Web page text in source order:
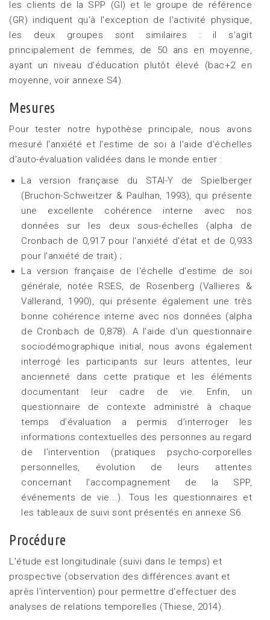
les clients de la SPP (GI) et le groupe de référence
(GR) indiquent qu'à l'exception de l'activité physique,
les deux groupes sont similaires : il s’agit
principalement de femmes, de 50 ans en moyenne,
ayant un niveau d'éducation plutôt élevé (bac+2 en
moyenne, voir annexe S4).
Mesures
Pour tester notre hypothèse principale, nous avons
mesuré l'anxiété et l'estime de soi à l'aide d'échelles
d'auto-évaluation validées dans le monde entier :
La version française du STAI-Y de Spielberger
(Bruchon-Schweitzer & Paulhan, 1993), qui présente
une excellente cohérence interne avec nos
données sur les deux sous-échelles (alpha de
Cronbach de 0,917 pour l'anxiété d'état et de 0,933
pour l'anxiété de trait) ;
La version française de l'échelle d'estime de soi
générale, notée RSES, de Rosenberg (Vallieres &
Vallerand, 1990), qui présente également une très
bonne cohérence interne avec nos données (alpha
de Cronbach de 0,878). A l'aide d'un questionnaire
sociodémographique initial, nous avons également
interrogé les participants sur leurs attentes, leur
ancienneté dans cette pratique et les éléments
documentant leur cadre de vie. Enfin, un
questionnaire de contexte administré à chaque
temps d'évaluation a permis d’interroger les
informations contextuelles des personnes au regard
de l’intervention (pratiques psycho-corporelles
personnelles, évolution de leurs attentes
concernant l'accompagnement de la SPP,
événements de vie...). Tous les questionnaires et
les tableaux de suivi sont présentés en annexe S6.
Procédure
L'étude est longitudinale (suivi dans le temps) et
prospective (observation des différences avant et
après l’intervention) pour permettre d'effectuer des
analyses de relations temporelles (Thiese, 2014).